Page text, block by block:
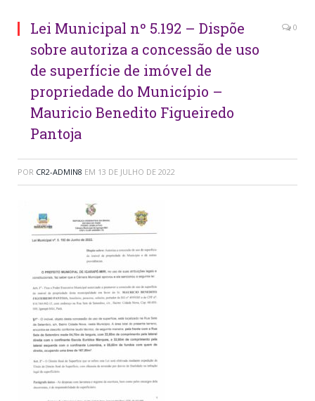
Lei Municipal nº 5.192 – Dispõe
sobre autoriza a concessão de uso
de superfície de imóvel de
propriedade do Município –
Mauricio Benedito Figueiredo
Pantoja
0
POR CR2-ADMIN8 EM 13 DE JULHO DE 2022